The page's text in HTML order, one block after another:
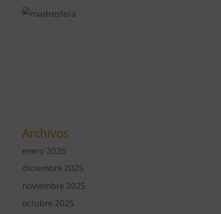
Archivos
enero 2026
diciembre 2025
noviembre 2025
octubre 2025